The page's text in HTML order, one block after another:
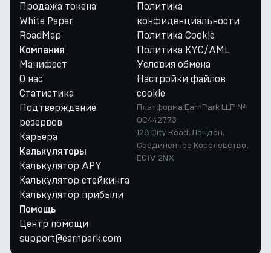
Продажа токена
White Paper
RoadMap
Компания
Манифест
О нас
Статистика
Подтверждение
резервов
Карьера
Калькуляторы
Калькулятор APY
Калькулятор стейкинга
Калькулятор прибыли
Помощь
Центр помощи
support@earnpark.com
Политика
конфиденциальности
Политика Cookie
Политика KYC/AML
Условия обмена
Настройки файлов
cookie
Платформа EarnPark LLP №
OC442773
128 City Road, Лондон,
Соединенное Королевство,
EC1V 2NX